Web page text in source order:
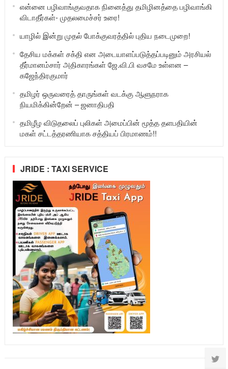
என்னை பழிவாங்குவதாக நினைத்து தமிழினத்தை பழிவாங்கி
விடாதீர்கள்- முதலமைச்சர் உரை!
யாழில் இன்று முதல் போக்குவரத்தில் புதிய நடைமுறை!
தேசிய மக்கள் சக்தி என அடையாளப்படுத்தப்படினும் அரசியல்
தீர்மானம்சார் அதிகாரங்கள் ஜே.வி.பி வசமே உள்ளன –
கஜேந்திரகுமார்
தமிழர் ஒருவரைத் தாருங்கள் வடக்கு ஆளுநராக
நியமிக்கின்றேன் – ஜனாதிபதி
தமிழீழ விடுதலைப் புலிகள் அமைப்பின் மூத்த தளபதியின்
மகள் சட்டத்தரணியாக சத்தியப் பிரமாணம்!!
JRIDE : TAXI SERVICE